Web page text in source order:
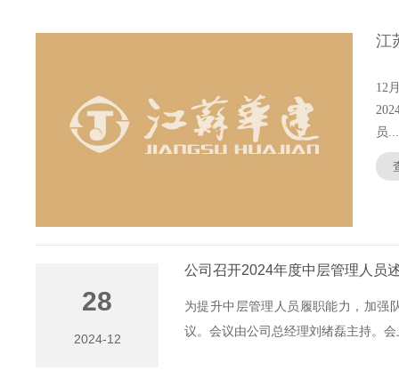
12
员...
28
2024-12
公司召开2024年度中层管理人员
为提升中层管理人员履职能力，加强
议。会议由公司总经理刘绪磊主持。